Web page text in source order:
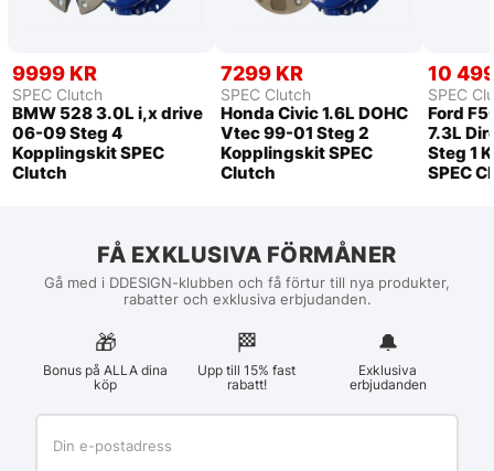
9999 KR
SPEC Clutch
BMW 528 3.0L i,x drive
06-09 Steg 4
Kopplingskit SPEC
Clutch
7299 KR
SPEC Clutch
Honda Civic 1.6L DOHC
Vtec 99-01 Steg 2
Kopplingskit SPEC
Clutch
10
SPEC
Ford
7.3L
Steg 1
SPEC
FÅ EXKLUSIVA FÖRMÅNER
Gå med i DDESIGN-klubben och få förtur till nya produkter,
rabatter och exklusiva erbjudanden.
🎁
Bonus på ALLA dina
köp
🏁︎
Upp till 15% fast
rabatt!
🔔
Exklusiva
erbjudanden